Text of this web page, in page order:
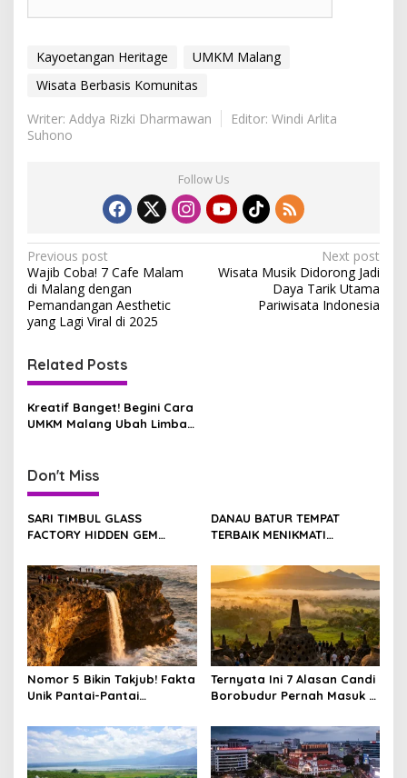
Kayoetangan Heritage
UMKM Malang
Wisata Berbasis Komunitas
Writer: Addya Rizki Dharmawan
Editor: Windi Arlita
Suhono
Follow Us
P
o
s
t
n
a
v
i
g
a
t
i
o
n
Previous post
Wajib Coba! 7 Cafe Malam
di Malang dengan
Pemandangan Aesthetic
yang Lagi Viral di 2025
Next post
Wisata Musik Didorong Jadi
Daya Tarik Utama
Pariwisata Indonesia
Related Posts
Kreatif Banget! Begini Cara
UMKM Malang Ubah Limbah
Don't Miss
SARI TIMBUL GLASS
FACTORY HIDDEN GEM
TEGALALANG, BALI
DANAU BATUR TEMPAT
TERBAIK MENIKMATI
Nomor 5 Bikin Takjub! Fakta
Unik Pantai-Pantai
Ternyata Ini 7 Alasan Candi
Borobudur Pernah Masuk 7